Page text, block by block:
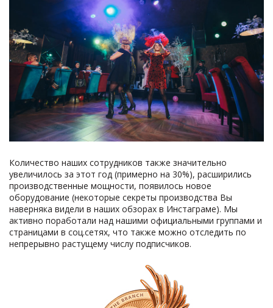
Количество наших сотрудников также значительно
увеличилось за этот год (примерно на 30%), расширились
производственные мощности, появилось новое
оборудование (некоторые секреты производства Вы
наверняка видели в наших обзорах в Инстаграме). Мы
активно поработали над нашими официальными группами и
страницами в соц.сетях, что также можно отследить по
непрерывно растущему числу подписчиков.